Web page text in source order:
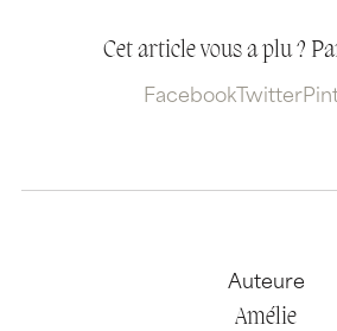
Cet article vous a plu ?
Facebook Twitter
Auteure
Amélie